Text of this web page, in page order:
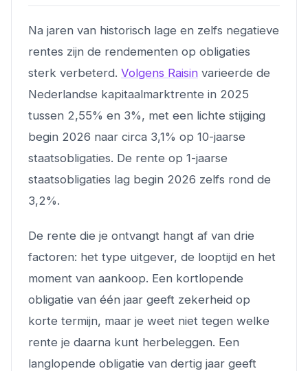
Na jaren van historisch lage en zelfs negatieve
rentes zijn de rendementen op obligaties
sterk verbeterd. Volgens Raisin varieerde de
Nederlandse kapitaalmarktrente in 2025
tussen 2,55% en 3%, met een lichte stijging
begin 2026 naar circa 3,1% op 10-jaarse
staatsobligaties. De rente op 1-jaarse
staatsobligaties lag begin 2026 zelfs rond de
3,2%.
De rente die je ontvangt hangt af van drie
factoren: het type uitgever, de looptijd en het
moment van aankoop. Een kortlopende
obligatie van één jaar geeft zekerheid op
korte termijn, maar je weet niet tegen welke
rente je daarna kunt herbeleggen. Een
langlopende obligatie van dertig jaar geeft